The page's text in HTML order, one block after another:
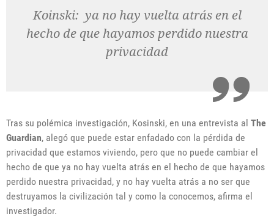
Koinski: ya no hay vuelta atrás en el
hecho de que hayamos perdido nuestra
privacidad
Tras su polémica investigación, Kosinski, en una entrevista al The
Guardian, alegó que puede estar enfadado con la pérdida de
privacidad que estamos viviendo, pero que no puede cambiar el
hecho de que ya no hay vuelta atrás en el hecho de que hayamos
perdido nuestra privacidad, y no hay vuelta atrás a no ser que
destruyamos la civilización tal y como la conocemos, afirma el
investigador.